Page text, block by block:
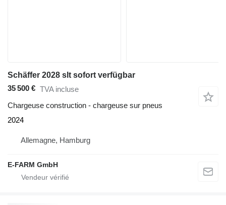
Schäffer 2028 slt sofort verfügbar
35 500 € TVA incluse
Chargeuse construction - chargeuse sur pneus
2024
Allemagne, Hamburg
E-FARM GmbH